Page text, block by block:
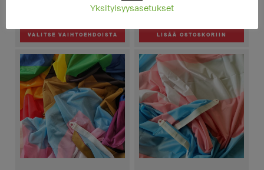
valmistaudu! (2024)
20,00 €
-
VALITSE VAIHTOEHDOISTA
tuotteella
on
useampi
muunnelma.
Voit
tehdä
valinnat
tuotteen
sivulla.
120,00€
LISÄÄ OSTOSKORIIN
Yksityisyysasetukset